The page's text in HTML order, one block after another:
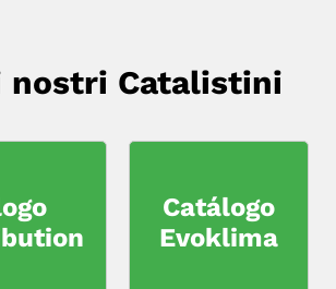
nostri Catalistini
Catálogo
Evoklima